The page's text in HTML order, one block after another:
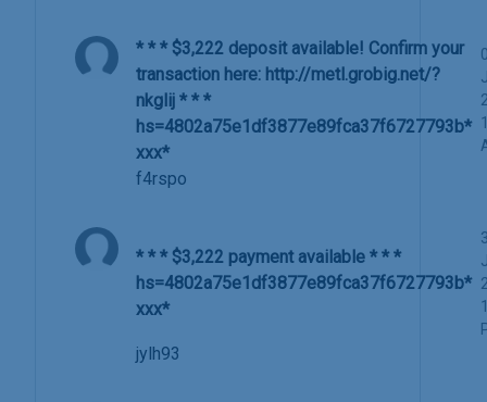
* * * $3,222 deposit available! Confirm your
transaction here: http://metl.grobig.net/?
nkglij * * *
hs=4802a75e1df3877e89fca37f6727793b*
ххх*
f4rspo
* * * $3,222 payment available * * *
hs=4802a75e1df3877e89fca37f6727793b*
ххх*
jylh93